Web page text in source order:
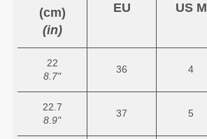
(cm)
(in)
EU US M
22
8.7"
36 4
22.7
8.9"
37 5